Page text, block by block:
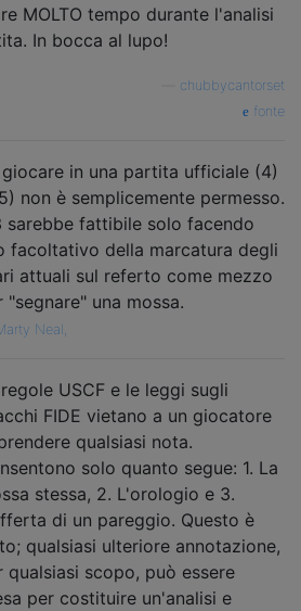
MOLTO tempo durante l'analisi
In bocca al lupo!
chubbycantorset
fonte
giocare in una partita ufficiale (4)
non è semplicemente permesso.
sarebbe fattibile solo facendo
facoltativo della marcatura degli
attuali sul referto come mezzo
"segnare" una mossa.
Neal,
USCF e le leggi sugli
FIDE vietano a un giocatore
qualsiasi nota.
solo quanto segue: 1. La
stessa, 2. L'orologio e 3.
di un pareggio. Questo è
qualsiasi ulteriore annotazione,
qualsiasi scopo, può essere
per costituire un'analisi e